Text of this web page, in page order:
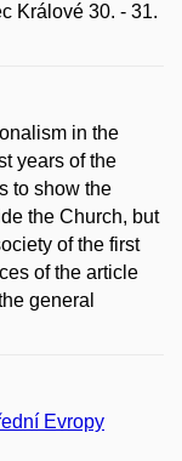
Králové 30. - 31.
in the
years of the
to show the
the Church, but
of the first
of the article
general
Evropy